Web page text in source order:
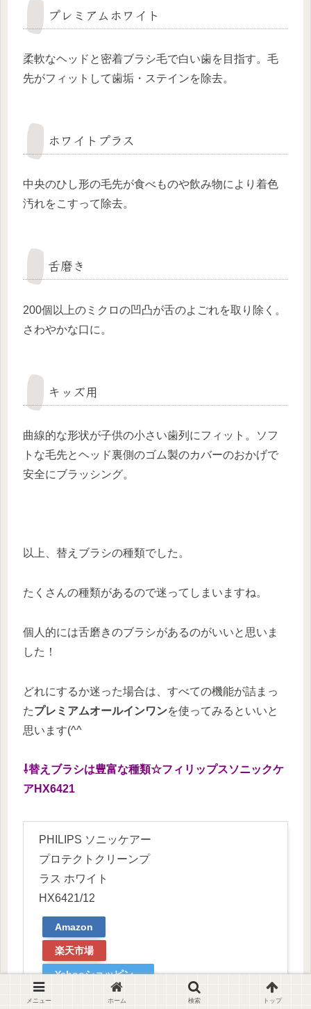
プレミアムホワイト
柔軟なヘッドと密着ブラシ毛で白い歯を目指す。毛
先がフィットして歯垢・ステインを除去。
ホワイトプラス
中央のひし形の毛先が食べものや飲み物により着色
汚れをこすって除去。
舌磨き
200個以上のミクロの凹凸が舌のよごれを取り除く。
さわやかな口に。
キッズ用
曲線的な形状が子供の小さい歯列にフィット。ソフ
トな毛先とヘッド裏側のゴム製のカバーのおかげで
安全にブラッシング。
以上、替えブラシの種類でした。
たくさんの種類があるので迷ってしまいますね。
個人的には舌磨きのブラシがあるのがいいと思いま
した！
どれにするか迷った場合は、すべての機能が詰まっ
たプレミアムオールインワンを使ってみるといいと
思います(^^
⇩替えブラシは豊富な種類☆フィリップスソニックケ
アHX6421
PHILIPS ソニッケアー
プロテクトクリーンプ
ラス ホワイト
HX6421/12
Amazon
楽天市場
Yahooショッピン
メニュー ホーム 検索 トップ